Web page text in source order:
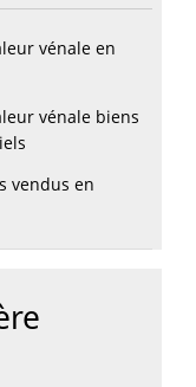
vénale en
vénale biens
vendus en